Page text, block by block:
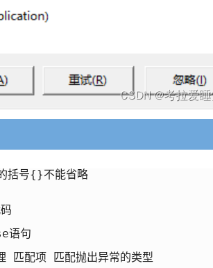
括号{}不能省略
句
匹配项 匹配抛出异常的类型